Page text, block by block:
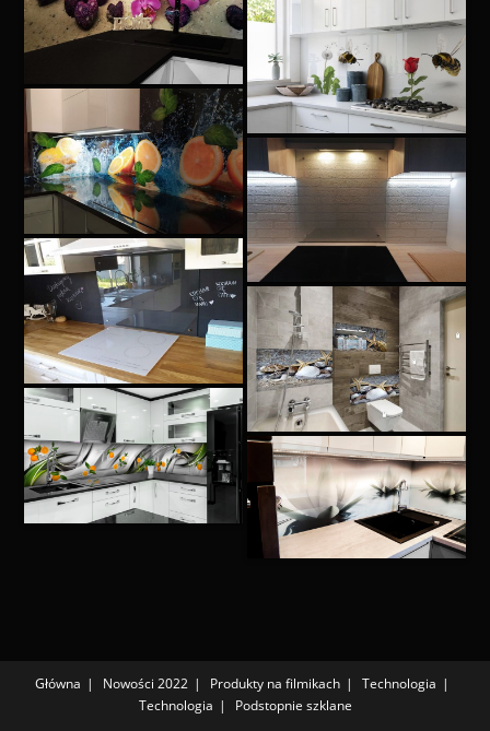
Główna Nowości 2022 Produkty na filmikach
Technologia
Technologia
Podstopnie szklane